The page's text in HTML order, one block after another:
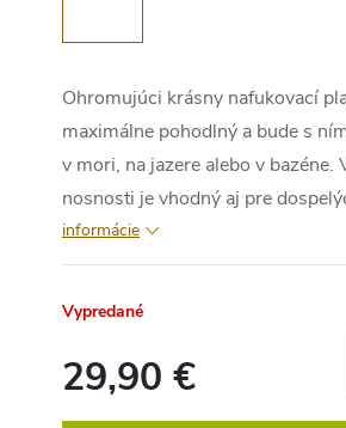
Ohromujúci krásny nafukovací
maximálne pohodlný a bude s
v mori, na jazere alebo v bazéne.
nosnosti je vhodný aj pre
informácie
Vypredané
29,90 €